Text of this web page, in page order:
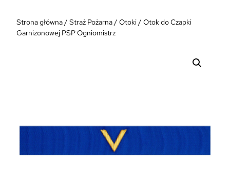
Strona główna/ Straż Pożarna/ Otoki/ Otok do Czapki
Garnizonowej PSP Ogniomistrz